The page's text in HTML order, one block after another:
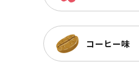
コーヒー味